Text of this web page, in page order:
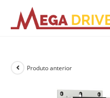
Produto anterior